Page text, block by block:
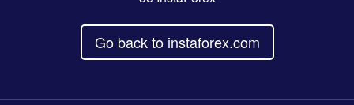
Go back to instaforex.com